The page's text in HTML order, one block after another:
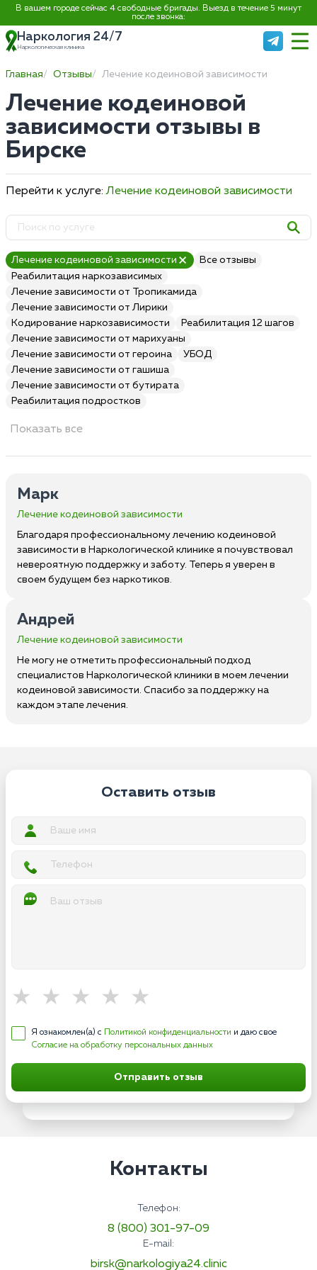
В вашем городе сейчас 4 свободные бригады. Выезд в течение 5 минут
после звонка:
Наркология 24/7
Наркологическая клиника
Главная Отзывы Лечение кодеиновой зависимости
Лечение кодеиновой
зависимости отзывы в
Бирске
Перейти к услуге:Лечение кодеиновой зависимости
Лечение кодеиновой зависимости
Все отзывы
Реабилитация наркозависимых
Лечение зависимости от Тропикамида
Лечение зависимости от Лирики
Кодирование наркозависимости
Реабилитация 12 шагов
Лечение зависимости от марихуаны
Лечение зависимости от героина
УБОД
Лечение зависимости от гашиша
Лечение зависимости от бутирата
Реабилитация подростков
Показать все
Марк
Лечение кодеиновой зависимости
Благодаря профессиональному лечению кодеиновой
зависимости в Наркологической клинике я почувствовал
невероятную поддержку и заботу. Теперь я уверен в
своем будущем без наркотиков.
Андрей
Лечение кодеиновой зависимости
Не могу не отметить профессиональный подход
специалистов Наркологической клиники в моем лечении
кодеиновой зависимости. Спасибо за поддержку на
каждом этапе лечения.
Оставить отзыв
Я ознакомлен(а) с Политикой конфиденциальности и даю свое
Согласие на обработку персональных данных
Отправить отзыв
Контакты
Телефон:
8 (800) 301-97-09
E-mail:
birsk@narkologiya24.clinic